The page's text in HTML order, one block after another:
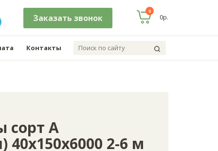
заказать звонок
0
0р.
Контакты
сорт А
40х150х6000 2-6 м